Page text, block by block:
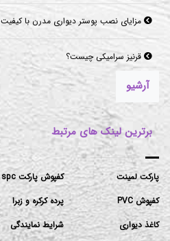
مزایای نصب پوستر دیواری مدرن با کیفیت
قرنیز سرامیکی چیست؟
آرشیو
برترین لینک های مرتبط
پارکت لمینت
کفپوش PVC
کاغذ دیواری
کفپوش پارکت spc
پرده کرکره و زبرا
شرایط نمایندگی